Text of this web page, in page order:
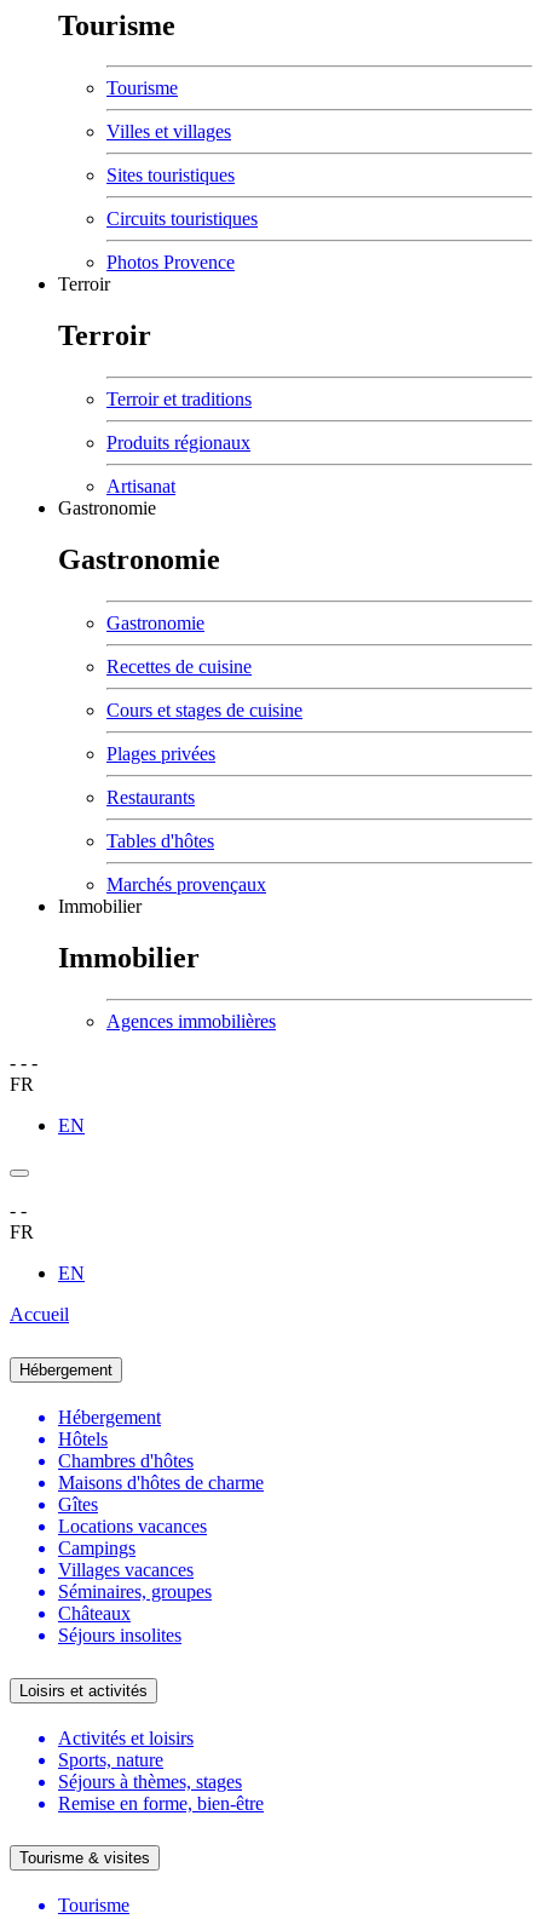
Tourisme
Tourisme
Villes et villages
Sites touristiques
Circuits touristiques
Photos Provence
Terroir
Terroir
Terroir et traditions
Produits régionaux
Artisanat
Gastronomie
Gastronomie
Gastronomie
Recettes de cuisine
Cours et stages de cuisine
Plages privées
Restaurants
Tables d'hôtes
Marchés provençaux
Immobilier
Immobilier
Agences immobilières
- - -
FR
EN
- -
FR
EN
Accueil
Hébergement
Hébergement
Hôtels
Chambres d'hôtes
Maisons d'hôtes de charme
Gîtes
Locations vacances
Campings
Villages vacances
Séminaires, groupes
Châteaux
Séjours insolites
Loisirs et activités
Activités et loisirs
Sports, nature
Séjours à thèmes, stages
Remise en forme, bien-être
Tourisme & visites
Tourisme